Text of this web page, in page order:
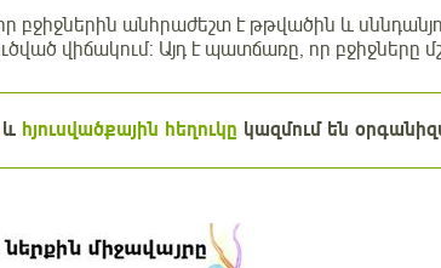
բջիջներին անհրաժեշտ է թթվածին և
վիճակում: Այդ է պատճառը, որ բջիջները
և հյուսվածքային հեղուկը կազմում են